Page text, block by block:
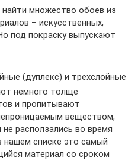
множество обоев из
– искусственных,
под покраску выпускают
(дуплекс) и трехслойные
немного толще
и пропитывают
веществом,
расползались во время
списке это самый
материал со сроком